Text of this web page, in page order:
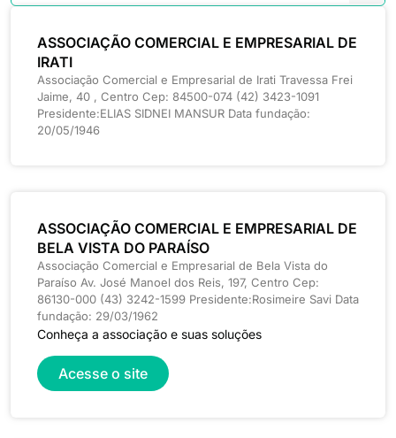
ASSOCIAÇÃO COMERCIAL E EMPRESARIAL DE
IRATI
Associação Comercial e Empresarial de Irati Travessa Frei
Jaime, 40 , Centro Cep: 84500-074 (42) 3423-1091
Presidente:ELIAS SIDNEI MANSUR Data fundação:
20/05/1946
ASSOCIAÇÃO COMERCIAL E EMPRESARIAL DE
BELA VISTA DO PARAÍSO
Associação Comercial e Empresarial de Bela Vista do
Paraíso Av. José Manoel dos Reis, 197, Centro Cep:
86130-000 (43) 3242-1599 Presidente:Rosimeire Savi Data
fundação: 29/03/1962
Conheça a associação e suas soluções
Acesse o site